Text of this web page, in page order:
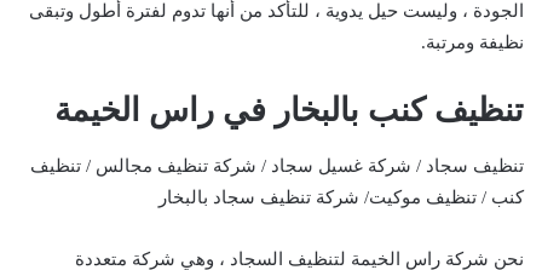
الجودة ، وليست حيل يدوية ، للتأكد من أنها تدوم لفترة أطول وتبقى
نظيفة ومرتبة.
تنظيف كنب بالبخار في راس الخيمة
تنظيف سجاد / شركة غسيل سجاد / شركة تنظيف مجالس / تنظيف
كنب / تنظيف موكيت/ شركة تنظيف سجاد بالبخار
نحن شركة راس الخيمة لتنظيف السجاد ، وهي شركة متعددة